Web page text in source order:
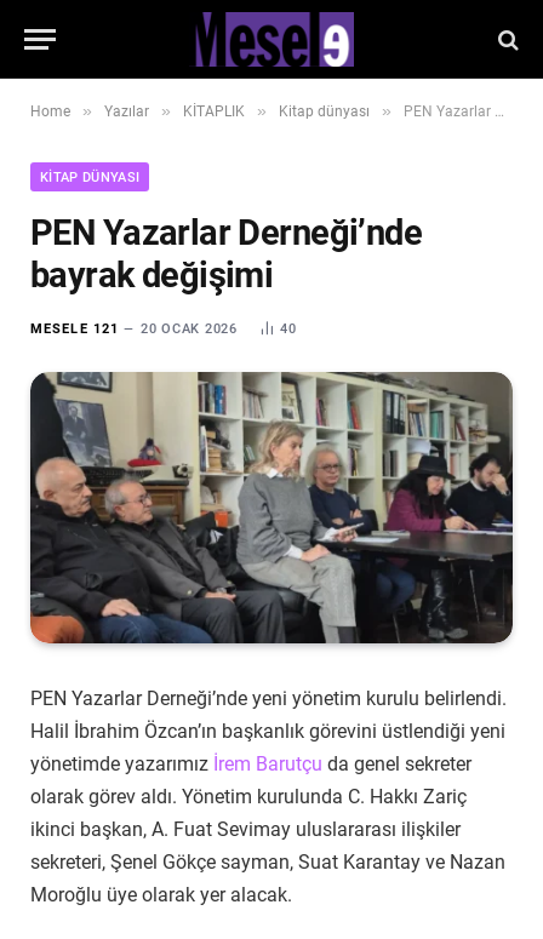
Home » Yazılar » KİTAPLIK » Kitap dünyası » PEN Yazarlar Derneği’nde bayrak değişimi
KITAP DÜNYASI
PEN Yazarlar Derneği’nde
bayrak değişimi
MESELE 121 20 OCAK 2026 40
PEN Yazarlar Derneği’nde yeni yönetim kurulu belirlendi.
Halil İbrahim Özcan’ın başkanlık görevini üstlendiği yeni
yönetimde yazarımız İrem Barutçu da genel sekreter
olarak görev aldı. Yönetim kurulunda C. Hakkı Zariç
ikinci başkan, A. Fuat Sevimay uluslararası ilişkiler
sekreteri, Şenel Gökçe sayman, Suat Karantay ve Nazan
Moroğlu üye olarak yer alacak.